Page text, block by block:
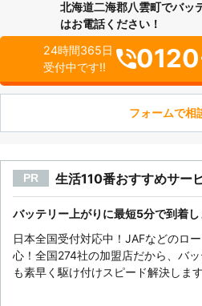
北海道二海郡八雲町でバッ
はお電話ください！
24時間365日
受付中です!!
フォームで相
PR 生活110番おすすめサー
バッテリー上がりに最短5分で到着し
日本全国受付対応中！JAFなどのロ
心！全国274社の加盟店だから、バ
も素早く駆け付けスピード解決します